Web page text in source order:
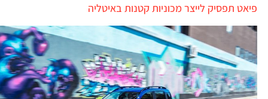
פיאט תפסיק לייצר מכוניות קטנות באיטליה